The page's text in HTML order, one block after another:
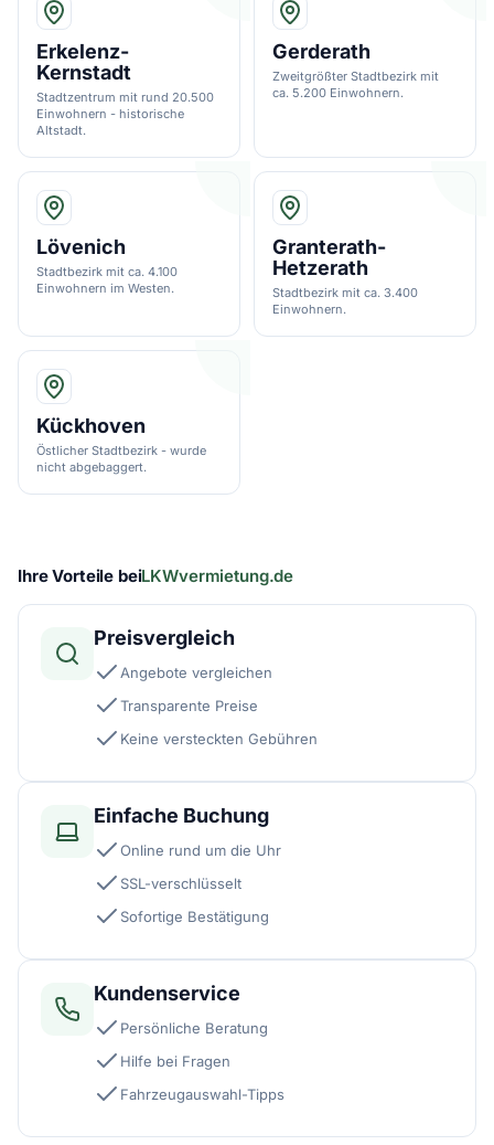
Erkelenz-
Kernstadt
Stadtzentrum mit rund 20.500
Einwohnern - historische
Altstadt.
Gerderath
Zweitgrößter Stadtbezirk mit
ca. 5.200 Einwohnern.
Lövenich
Stadtbezirk mit ca. 4.100
Einwohnern im Westen.
Granterath-
Hetzerath
Stadtbezirk mit ca. 3.400
Einwohnern.
Kückhoven
Östlicher Stadtbezirk - wurde
nicht abgebaggert.
Ihre Vorteile beiLKWvermietung.de
Preisvergleich
Angebote vergleichen
Transparente Preise
Keine versteckten Gebühren
Einfache Buchung
Online rund um die Uhr
SSL-verschlüsselt
Sofortige Bestätigung
Kundenservice
Persönliche Beratung
Hilfe bei Fragen
Fahrzeugauswahl-Tipps